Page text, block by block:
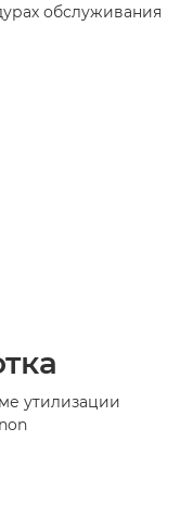
обслуживания
утилизации